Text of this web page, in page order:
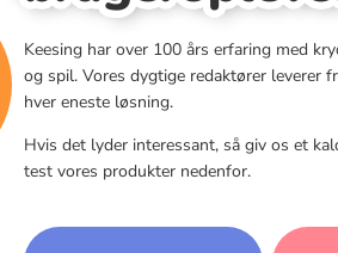
Keesing har over 100 års erfaring med
og spil. Vores dygtige redaktører leverer
hver eneste løsning.
Hvis det lyder interessant, så giv os et
test vores produkter nedenfor.